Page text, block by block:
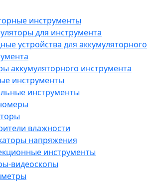
инструменты
для инструмента
устройства для аккумуляторного
аккумуляторного инструмента
инструменты
инструменты
влажности
напряжения
инструменты
видеоскопы